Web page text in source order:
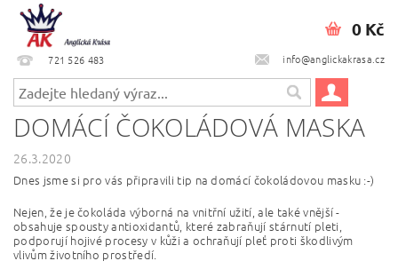
721 526 483 info@anglickakrasa.cz
0 Kč
DOMÁCÍ ČOKOLÁDOVÁ MASKA
26.3.2020
Dnes jsme si pro vás připravili tip na domácí čokoládovou masku :-)
Nejen, že je čokoláda výborná na vnitřní užití, ale také vnější -
obsahuje spousty antioxidantů, které zabraňují stárnutí pleti,
podporují hojivé procesy v kůži a ochraňují pleť proti škodlivým
vlivům životního prostředí.